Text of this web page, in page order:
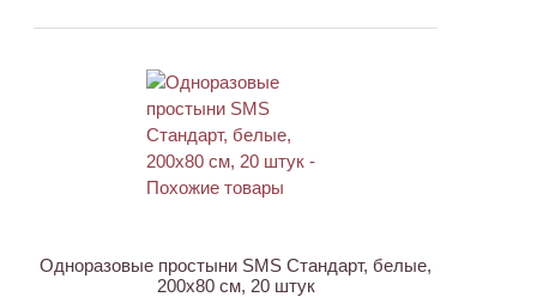
Одноразовые простыни SMS Стандарт, белые,
200х80 см, 20 штук